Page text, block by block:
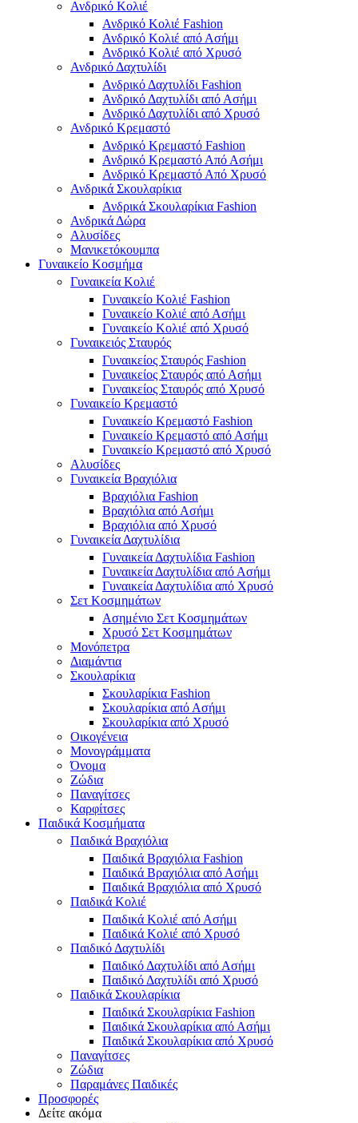
Ανδρικό Κολιέ
Ανδρικό Κολιέ Fashion
Ανδρικό Κολιέ από Ασήμι
Ανδρικό Κολιέ από Χρυσό
Ανδρικό Δαχτυλίδι
Ανδρικό Δαχτυλίδι Fashion
Ανδρικό Δαχτυλίδι από Ασήμι
Ανδρικό Δαχτυλίδι από Χρυσό
Ανδρικό Κρεμαστό
Ανδρικό Κρεμαστό Fashion
Ανδρικό Κρεμαστό Από Ασήμι
Ανδρικό Κρεμαστό Από Χρυσό
Ανδρικά Σκουλαρίκια
Ανδρικά Σκουλαρίκια Fashion
Ανδρικά Δώρα
Αλυσίδες
Μανικετόκουμπα
Γυναικείο Κοσμήμα
Γυναικεία Κολιέ
Γυναικείο Κολιέ Fashion
Γυναικείο Κολιέ από Ασήμι
Γυναικείο Κολιέ από Χρυσό
Γυναικειός Σταυρός
Γυναικείος Σταυρός Fashion
Γυναικείος Σταυρός από Ασήμι
Γυναικείος Σταυρός από Χρυσό
Γυναικείο Κρεμαστό
Γυναικείο Κρεμαστό Fashion
Γυναικείο Κρεμαστό από Ασήμι
Γυναικείο Κρεμαστό από Χρυσό
Αλυσίδες
Γυναικεία Βραχιόλια
Βραχιόλια Fashion
Βραχιόλια από Ασήμι
Βραχιόλια από Χρυσό
Γυναικεία Δαχτυλίδια
Γυναικεία Δαχτυλίδια Fashion
Γυναικεία Δαχτυλίδια από Ασήμι
Γυναικεία Δαχτυλίδια από Χρυσό
Σετ Κοσμημάτων
Ασημένιο Σετ Κοσμημάτων
Χρυσό Σετ Κοσμημάτων
Μονόπετρα
Διαμάντια
Σκουλαρίκια
Σκουλαρίκια Fashion
Σκουλαρίκια από Ασήμι
Σκουλαρίκια από Χρυσό
Οικογένεια
Μονογράμματα
Όνομα
Ζώδια
Παναγίτσες
Καρφίτσες
Παιδικά Κοσμήματα
Παιδικά Βραχιόλια
Παιδικά Βραχιόλια Fashion
Παιδικά Βραχιόλια από Ασήμι
Παιδικά Βραχιόλια από Χρυσό
Παιδικά Κολιέ
Παιδικά Κολιέ από Ασήμι
Παιδικά Κολιέ από Χρυσό
Παιδικό Δαχτυλίδι
Παιδικό Δαχτυλίδι από Ασήμι
Παιδικό Δαχτυλίδι από Χρυσό
Παιδικά Σκουλαρίκια
Παιδικά Σκουλαρίκια Fashion
Παιδικά Σκουλαρίκια από Ασήμι
Παιδικά Σκουλαρίκια από Χρυσό
Παναγίτσες
Ζώδια
Παραμάνες Παιδικές
Προσφορές
Δείτε ακόμα